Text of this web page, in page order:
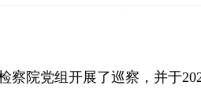
察院党组开展了巡察，并于